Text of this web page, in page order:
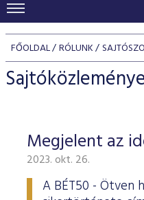
KERESKEDÉSI ADATOK
INDEXEK
Jelzáloglevél
Vállalati kötvény
Azonnali Piac
Részvények
Származékos piac
BEFEKTETŐK
Részvény szekció
Hitelpapír szekció
BÉT szabályzatok
Befektetővédelem
Alkalmazott díjstruktúra
Elszámolás
Részvény és vállalati
program
BÉT Xtend -
TŐZSDETAGOK
Tőzsdetagok, üzletkötők
VENDOROK
FŐOLDAL RÓLUNK
Megjelent az
2023. okt. 26.
A BÉT50 - Ötven